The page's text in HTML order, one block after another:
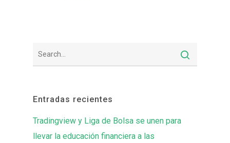
Entradas recientes
Tradingview y Liga de Bolsa se unen para
llevar la educación financiera a las